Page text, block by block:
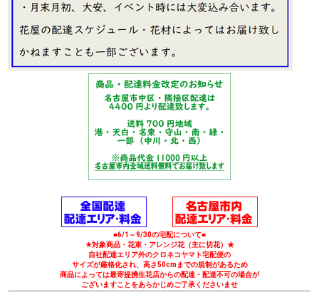
■6/1～9/30の宅配について■
★対象商品・花束・アレンジ花（主に切花）★
自社配達エリア外のクロネコヤマト宅配便の
サイズが厳格化され、高さ50cmまでの規制があるため
商品によっては最寄提携生花店からの配達・配達不可の場合が
ございますことをあらかじめご了承くださいませ